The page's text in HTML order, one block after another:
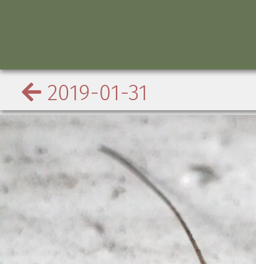
2019-01-31